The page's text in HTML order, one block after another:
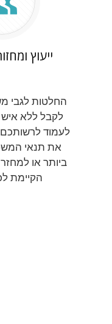
ייעוץ
החלטות לגבי
לקבל ללא
לעמוד
את תנאי
ביותר או
הקיימת